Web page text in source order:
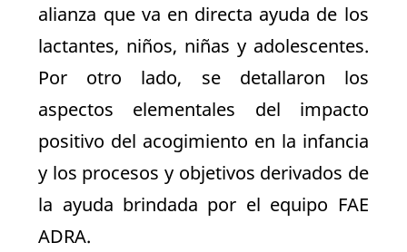
alianza que va en directa ayuda de los
lactantes, niños, niñas y adolescentes.
Por otro lado, se detallaron los
aspectos elementales del impacto
positivo del acogimiento en la infancia
y los procesos y objetivos derivados de
la ayuda brindada por el equipo FAE
ADRA.